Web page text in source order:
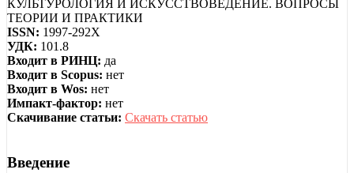
КУЛЬТУРОЛОГИЯ И ИСКУССТВОВЕДЕНИЕ. ВОПРОСЫ
ТЕОРИИ И ПРАКТИКИ
ISSN: 1997-292X
УДК: 101.8
Входит в РИНЦ: да
Входит в Scopus: нет
Входит в Wos: нет
Импакт-фактор: нет
Скачивание статьи: Скачать статью
Введение